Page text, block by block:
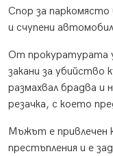
Спор за паркомясто
и счупени
От прокуратурата
закани за убийство
размахвал брадва и
резачка, с което
Мъжът е привлечен
престъпления и е